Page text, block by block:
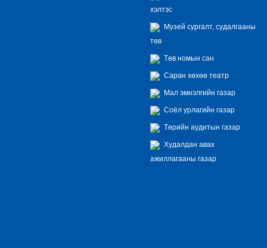
хэлтэс
Музей сургалт, судалгааны
төв
Төв номын сан
Саран хөхөө театр
Мал эмнэлгийн газар
Соёл урлагийн газар
Төрийн аудитын газар
Худалдан авах
ажиллагааны газар